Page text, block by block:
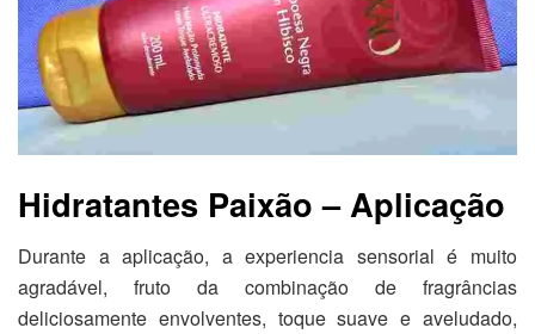
Hidratantes Paixão – Aplicação
Durante a aplicação, a experiencia sensorial é muito
agradável, fruto da combinação de fragrâncias
deliciosamente envolventes, toque suave e aveludado,